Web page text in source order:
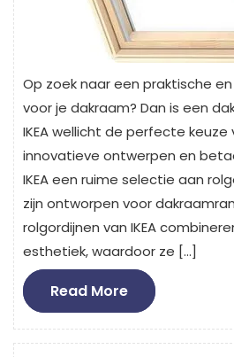
Op zoek naar een praktische
voor je dakraam? Dan is een
IKEA wellicht de perfecte keuze
innovatieve ontwerpen en
IKEA een ruime selectie aan
zijn ontworpen voor
rolgordijnen van IKEA
esthetiek, waardoor ze […]
Read MoreRead
More